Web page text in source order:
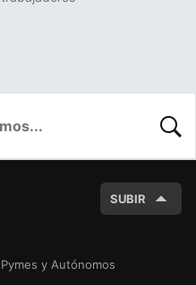
SUBIR
Pymes y Autónomos